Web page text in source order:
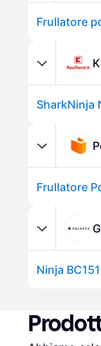
Frullatore